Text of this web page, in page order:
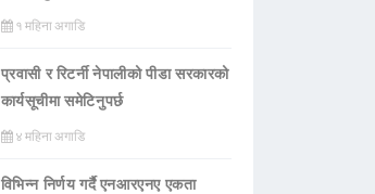
१ महिना अगाडि
प्रवासी र रिटर्नी नेपालीको पीडा सरकारको
कार्यसूचीमा समेटिनुपर्छ
४ महिना अगाडि
विभिन्न निर्णय गर्दै एनआरएनए एकता